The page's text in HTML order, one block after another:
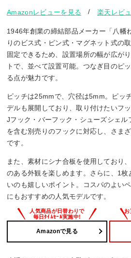
Amazonレビューを見る /楽天レビ
1946年創業の締結部品メーカー「八幡
りのビス式・ピン式・マグネット式の
固定できるため、設置場所の幅が広が
トで、並べて設置可能。つなぎ目のピ
る点が魅力です。
ピッチは25mmで、穴径は5mm。ピッ
デルも展開しており、取り付けたいフ
Jフック・バーフック・シューズシェル
を含む別売りのフックに対応し、さま
です。
また、素材にシナ合板を使用しており
のある外観を楽しめます。さらに、1
いのも嬉しいポイント。コスパのよい
にもおすすめの人気モデルです。
Amazonで見る